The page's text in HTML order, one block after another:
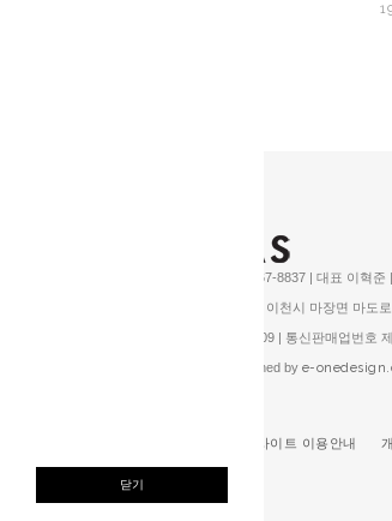
메뉴 열기
닫기
주식회사 디이미징 | 070-8267-8837 | 대표 이혁
▶ 반품주소: (17382) 경기도 이천시 마장면 마도
사업자등록번호 858-86-01509 | 통신판매업번호
copyright @ 디이미징 designed by e-
사이트 이용안내